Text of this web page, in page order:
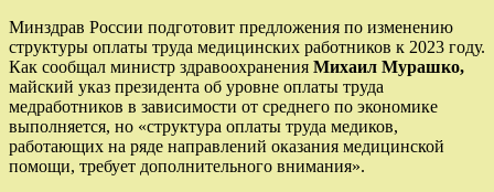
Минздрав России подготовит предложения по изменению
структуры оплаты труда медицинских работников к 2023 году.
Как сообщал министр здравоохранения Михаил Мурашко,
майский указ президента об уровне оплаты труда
медработников в зависимости от среднего по экономике
выполняется, но «структура оплаты труда медиков,
работающих на ряде направлений оказания медицинской
помощи, требует дополнительного внимания».